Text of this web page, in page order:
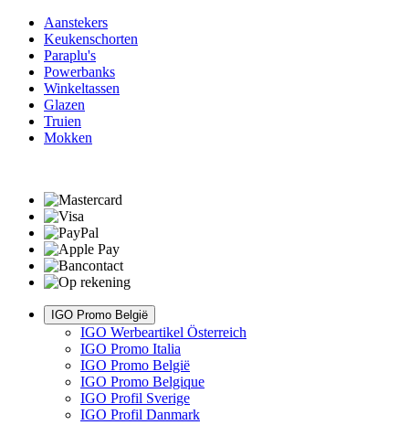
Aanstekers
Keukenschorten
Paraplu's
Powerbanks
Winkeltassen
Glazen
Truien
Mokken
IGO Promo België
IGO Werbeartikel Österreich
IGO Promo Italia
IGO Promo België
IGO Promo Belgique
IGO Profil Sverige
IGO Profil Danmark